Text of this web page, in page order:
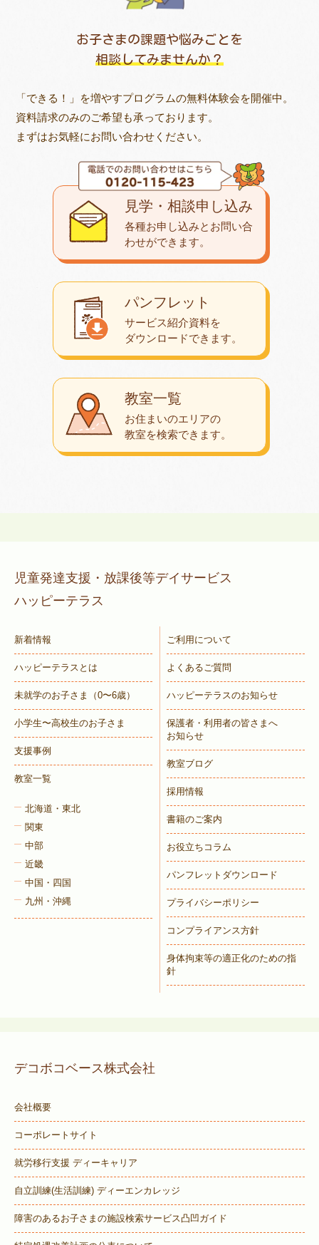
お子さまの課題や悩みごとを
相談してみませんか？
「できる！」を増やすプログラムの無料体験会を開催中。
資料請求のみのご希望も承っております。
まずはお気軽にお問い合わせください。
教室一覧
お住まいのエリアの
教室を検索できます。
パンフレット
サービス紹介資料を
ダウンロードできます。
見学・相談申し込み
各種お申し込みとお問い合
わせができます。
児童発達支援・放課後等デイサービス
ハッピーテラス
新着情報
ハッピーテラスとは
未就学のお子さま （0〜6歳）
小学生〜高校生のお子さま
支援事例
教室一覧
北海道・東北
関東
中部
近畿
中国・四国
九州・沖縄
ご利用について
よくあるご質問
ハッピーテラスのお知らせ
保護者・利用者の皆さまへ
お知らせ
教室ブログ
採用情報
書籍のご案内
お役立ちコラム
パンフレットダウンロード
プライバシーポリシー
コンプライアンス方針
身体拘束等の適正化のための指
針
デコボコベース株式会社
会社概要
コーポレートサイト
就労移行支援 ディーキャリア
自立訓練(生活訓練) ディーエンカレッジ
障害のあるお子さまの施設検索サービス凸凹ガイド